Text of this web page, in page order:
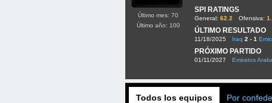
SPI RATINGS
General: 62.2 Ofensiva:
ÚLTIMO RESULTADO
11/18/2025 Iraq 2 - 1
PRÓXIMO PARTIDO
01/11/2027 Emiratos
Último mes: 70
Último año: 100
Todos los equipos Por